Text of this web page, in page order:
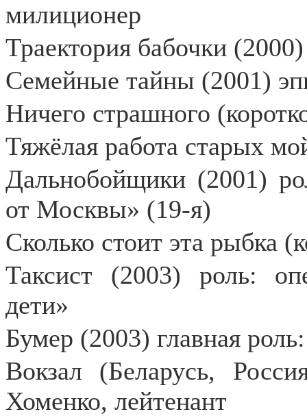
милиционер
Траектория бабочки (2000)
Семейные тайны (2001)
Ничего страшного
Тяжёлая работа старых
Дальнобойщики (2001)
от Москвы» (19-я)
Сколько стоит эта рыбка
Таксист (2003) роль:
дети»
Бумер (2003) главная
Вокзал (Беларусь,
Хоменко, лейтенант